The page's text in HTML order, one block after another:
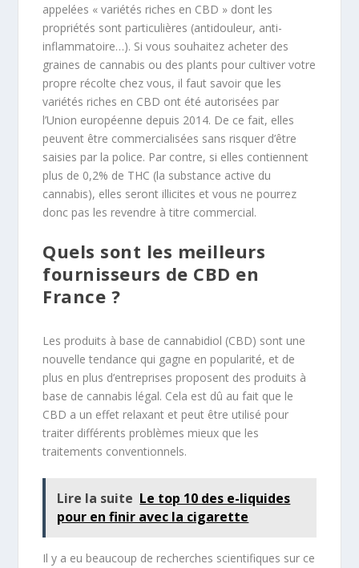
appelées « variétés riches en CBD » dont les
propriétés sont particulières (antidouleur, anti-
inflammatoire…). Si vous souhaitez acheter des
graines de cannabis ou des plants pour cultiver votre
propre récolte chez vous, il faut savoir que les
variétés riches en CBD ont été autorisées par
l’Union européenne depuis 2014. De ce fait, elles
peuvent être commercialisées sans risquer d’être
saisies par la police. Par contre, si elles contiennent
plus de 0,2% de THC (la substance active du
cannabis), elles seront illicites et vous ne pourrez
donc pas les revendre à titre commercial.
Quels sont les meilleurs
fournisseurs de CBD en
France ?
Les produits à base de cannabidiol (CBD) sont une
nouvelle tendance qui gagne en popularité, et de
plus en plus d’entreprises proposent des produits à
base de cannabis légal. Cela est dû au fait que le
CBD a un effet relaxant et peut être utilisé pour
traiter différents problèmes mieux que les
traitements conventionnels.
Lire la suite Le top 10 des e-liquides
pour en finir avec la cigarette
Il y a eu beaucoup de recherches scientifiques sur ce